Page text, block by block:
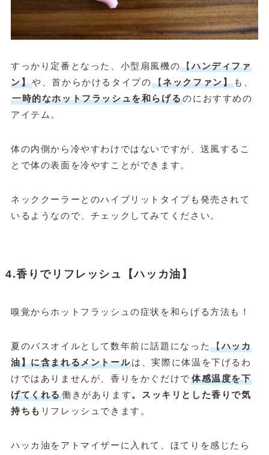
すっかり定番となった、小型扇風機の【ハンディファ
ン】や、首からかけるタイプの 【ネックファン】 も、
一時的なホットフラッシュを和らげるのにおすすめの
アイテム。
体の内側から冷やすわけではないですが、送風するこ
とで体の表面を冷やすことができます。
ネッククーラーとのハイブリットタイプも発売されて
いるようなので、チェックしてみてください。
4.香りでリフレッシュ【ハッカ油】
嗅覚からホットフラッシュの症状を和らげる方法も！
夏のバスオイルとして数年前に話題になった【ハッカ
油】に含まれるメントールは、実際に体温を下げるわ
けではありませんが、香りをかぐだけで 体感温度を下
げてくれる働きがあります。スッキリとした香りで気
持ちも リフレッシュできます。
ハッカ油をアトマイザーに入れて、ほてりを感じたら